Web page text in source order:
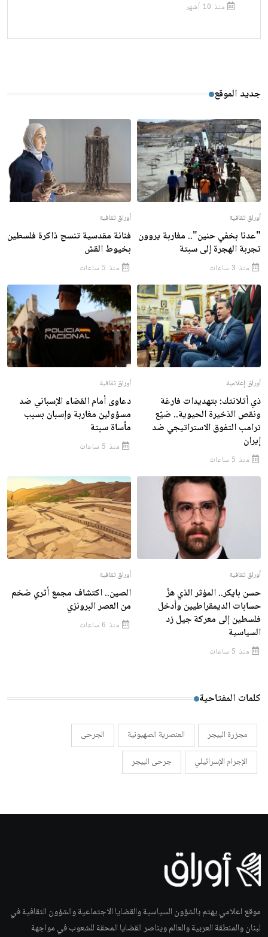
منذ 10 أشهر
جديد الموقع
أوراق ثقافية
"عدنا بخفي حنين".. مغاربة يروون
تجربة الهجرة إلى سبتة
منذ 3 ساعات
أوراق ثقافية
فنانة مقدسية تنسج ذاكرة فلسطين
بخيوط القش
منذ 5 ساعات
أوراق إعلامية
ذي أتلانتك: بتهديدات فارغة
ونقص الذخيرة الحيوية.. ضيّع
ترامب التفوق الاستراتيجي ضد
إيران
منذ 5 ساعات
أوراق ثقافية
دعاوى أمام القضاء الإسباني ضد
مسؤولين مغاربة وإسبان بسبب
مأساة سبتة
منذ 5 ساعات
أوراق ثقافية
حسن بايكر.. المؤثر الذي هزّ
حسابات الديمقراطيين وأدخل
فلسطين إلى معركة جيل زد
السياسية
منذ 5 ساعات
أوراق ثقافية
الصين.. اكتشاف مجمع أثري ضخم
من العصر البرونزي
منذ 6 ساعات
كلمات المفتاحية
مجزرة البيجر العنصرية الصهيونية
الجرحى
الإجرام الإسرائيلي
جرحى البيجر
موقع اعلامي يهتم بالشؤون السياسية والقضايا الاجتماعية والشؤون الثقافية في
لبنان والمنطقة العربية والعالم ويناصر القضايا المحقة للشعوب في مواجهة